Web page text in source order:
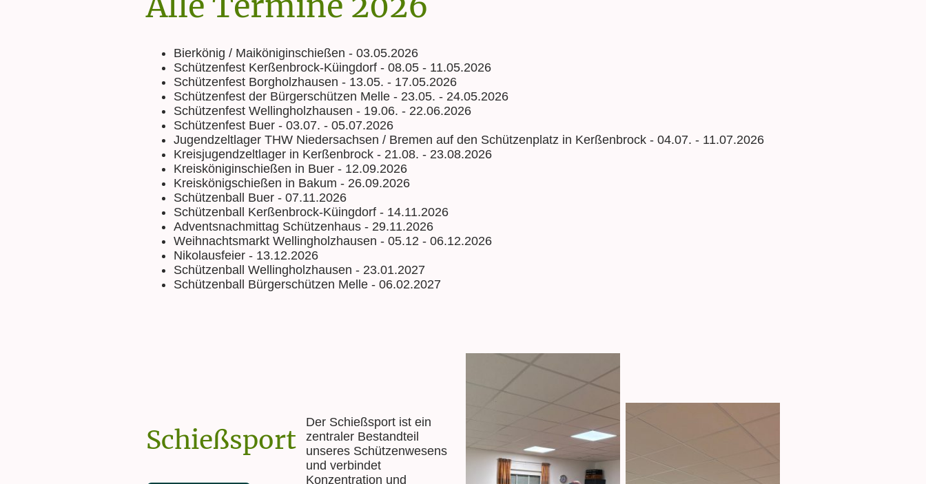
Bierkönig / Maiköniginschießen - 03.05.2026
Schützenfest Kerßenbrock-Küingdorf - 08.05 - 11.05.2026
Schützenfest Borgholzhausen - 13.05. - 17.05.2026
Schützenfest der Bürgerschützen Melle - 23.05. - 24.05.2026
Schützenfest Wellingholzhausen - 19.06. - 22.06.2026
Schützenfest Buer - 03.07. - 05.07.2026
Jugendzeltlager THW Niedersachsen / Bremen auf den Schützenplatz in Kerßenbrock - 04.07. - 11.07.2026
Kreisjugendzeltlager in Kerßenbrock - 21.08. - 23.08.2026
Kreisköniginschießen in Buer - 12.09.2026
Kreiskönigschießen in Bakum - 26.09.2026
Schützenball Buer - 07.11.2026
Schützenball Kerßenbrock-Küingdorf - 14.11.2026
Adventsnachmittag Schützenhaus - 29.11.2026
Weihnachtsmarkt Wellingholzhausen - 05.12 - 06.12.2026
Nikolausfeier - 13.12.2026
Schützenball Wellingholzhausen - 23.01.2027
Schützenball Bürgerschützen Melle - 06.02.2027
Schießsport
Der Schießsport ist ein
zentraler Bestandteil
unseres Schützenwesens
und verbindet
Konzentration und